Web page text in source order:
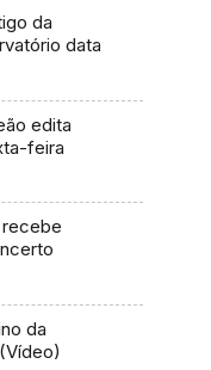
da
data
edita
feira
recebe
da